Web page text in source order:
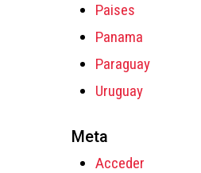
Paises
Panama
Paraguay
Uruguay
Meta
Acceder